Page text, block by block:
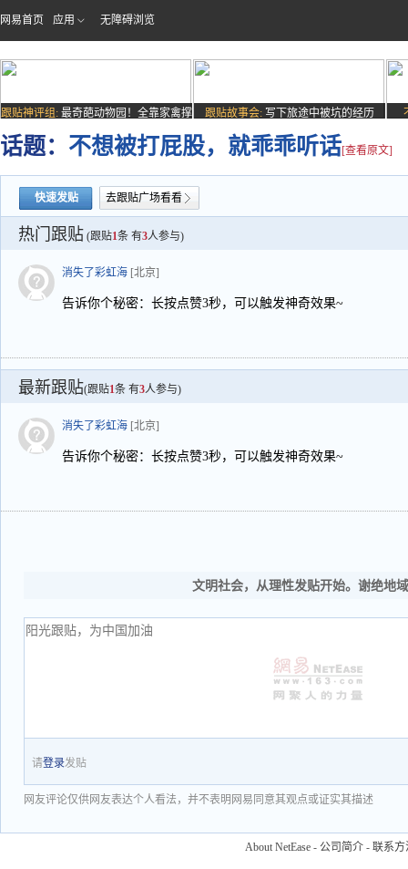
网易首页 应用 无障碍浏览
跟贴神评组: 最奇葩动物园！全靠家禽撑
场子
跟贴故事会: 写下旅途中被坑的经历
话题： 不想被打屁股，就乖乖听话[查看原文]
快速发贴 去跟贴广场看看
热门跟贴 (跟贴1条 有3人参与)
消失了彩虹海 [北京]
告诉你个秘密：长按点赞3秒，可以触发神奇效果~
最新跟贴(跟贴1条 有3人参与)
消失了彩虹海 [北京]
告诉你个秘密：长按点赞3秒，可以触发神奇效果~
文明社会，从理性发贴开始。谢绝地
请登录发贴
网友评论仅供网友表达个人看法，并不表明网易同意其观点或证实其描述
About NetEase - 公司简介 - 联系方